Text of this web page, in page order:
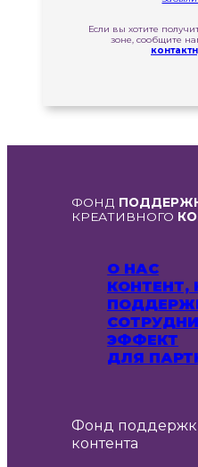
Если вы хотите
зоне, сообщите
ФОНД
КРЕАТИВНОГО
О НАС
ЭФФЕКТ
ДЛЯ
Фонд
контента